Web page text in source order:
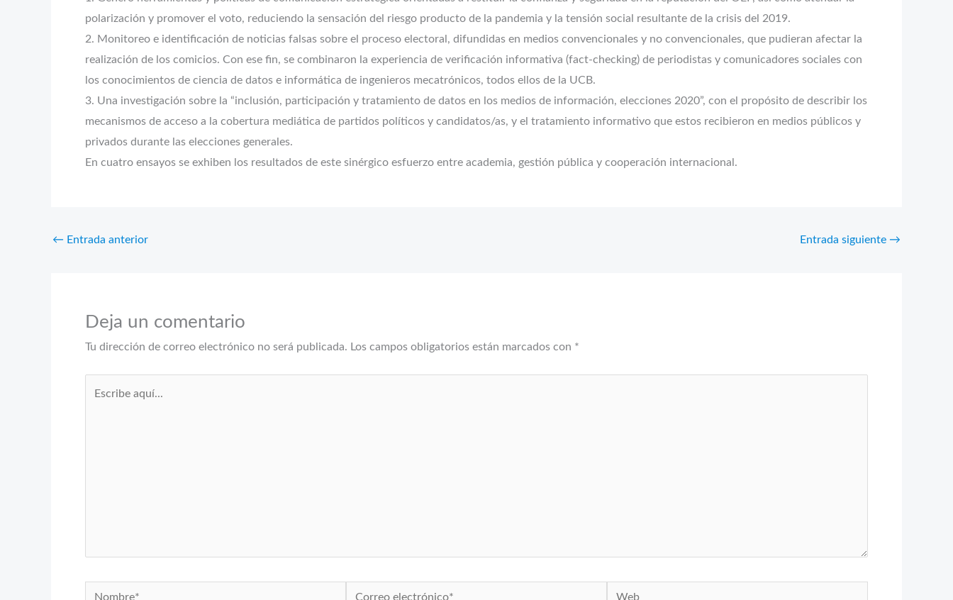
polarización y promover el voto, reduciendo la sensación del riesgo producto de la pandemia y la tensión social resultante de la crisis del 2019.
2. Monitoreo e identificación de noticias falsas sobre el proceso electoral, difundidas en medios convencionales y no convencionales, que pudieran afectar la
realización de los comicios. Con ese fin, se combinaron la experiencia de verificación informativa (fact-checking) de periodistas y comunicadores sociales con
los conocimientos de ciencia de datos e informática de ingenieros mecatrónicos, todos ellos de la UCB.
3. Una investigación sobre la “inclusión, participación y tratamiento de datos en los medios de información, elecciones 2020”, con el propósito de describir los
mecanismos de acceso a la cobertura mediática de partidos políticos y candidatos/as, y el tratamiento informativo que estos recibieron en medios públicos y
privados durante las elecciones generales.
En cuatro ensayos se exhiben los resultados de este sinérgico esfuerzo entre academia, gestión pública y cooperación internacional.
← Entrada anterior Entrada siguiente →
Deja un comentario
Tu dirección de correo electrónico no será publicada. Los campos obligatorios están marcados con *
Nombre*
Correo
Web